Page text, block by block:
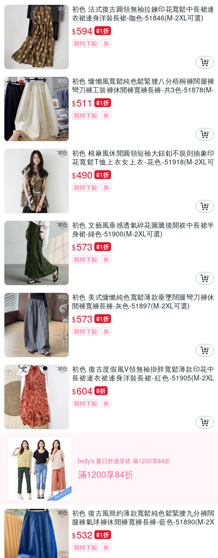
初色 法式復古圓領無袖拉鍊印花寬鬆中長裙連
衣裙連身洋裝長裙-咖色-51846(M-2XL可選)
$594 81折
限時下殺 券
初色 慵懶風寬鬆純色鬆緊腰八分梧桐褲闊腿褲
彎刀褲工裝褲休閒褲寬褲長褲-共3色-51878(M-
2XL可選)
$511 81折
限時下殺 券
初色 棉麻風休閒圓領短袖大鈕釦不規則抽象印
花寬鬆T恤上衣女上衣-花色-51918(M-2XL可
選)
$490 81折
限時下殺 券
初色 文藝風垂感透氣碎花圖騰後開衩中長裙半
身裙-綠色-51900(M-2XL可選)
$573 81折
限時下殺 券
初色 美式慵懶純色寬鬆薄款垂墜闊腿彎刀褲休
閒褲寬褲長褲-灰色-51897(M-2XL可選)
$573 81折
限時下殺 券
初色 復古度假風V領無袖掛脖寬鬆薄款印花中
長裙連衣裙連身洋裝長裙-紅色-51905(M-2XL
可選)
$604 8折
限時下殺 券
betty's 夏日舒適穿搭 滿1200享84折
滿1200享84折
初色 復古風簡約薄款寬鬆純色鬆緊腰九分褲闊
腿褲氣球褲休閒褲寬褲長褲-藍色-51890(M-2X
L可選)
$532 81折
限時下殺 券